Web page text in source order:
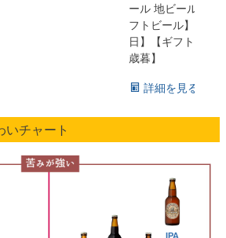
ール 地ビール クラ
フトビール】【父
日】【ギフト】【
歳暮】
詳細を見る
いチャート
IPA